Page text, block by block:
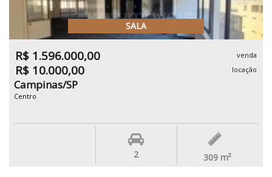
SALA
R$ 1.596.000,00 venda
R$ 10.000,00 locação
Campinas/SP
Centro
2 309 m²